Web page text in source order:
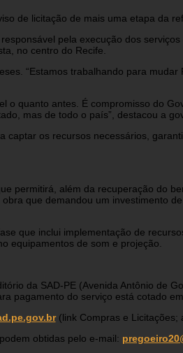
de licitação de mais uma etapa da
pela execução dos
no centro do Recife.
“Estamos trabalhando para mudar
o quanto antes. É compromisso do
mas de todo o país”, destacou a
os recursos necessários,
permitirá, além da recuperação do
que demandou um investimento
que inclui implementação de
equipamentos de som e projeção.
da SAD-PE (Avenida Antônio de
pagamento do serviço está cotado
(link Compras e Licitações;
obtidas pelo e-mail: